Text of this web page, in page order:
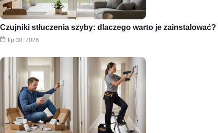
Czujniki stłuczenia szyby: dlaczego warto je zainstalować?
lip 30, 2026